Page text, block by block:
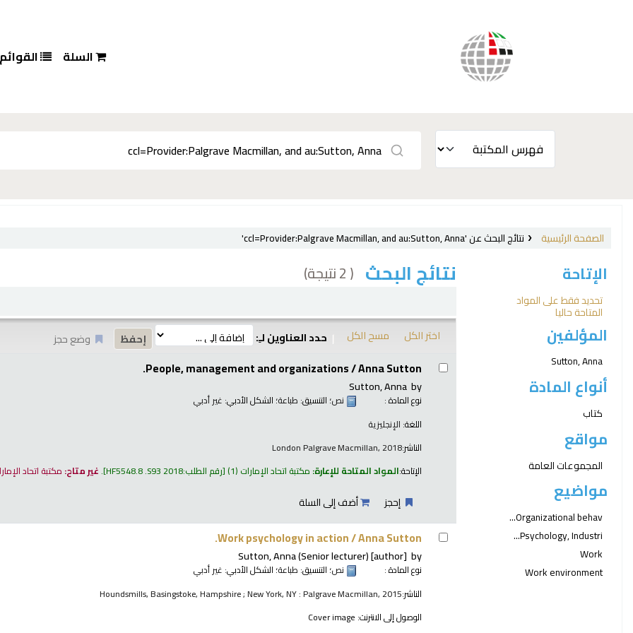
السلة القوائم
الصفحة الرئيسية نتائج البحث عن 'ccl=Provider:Palgrave Macmillan, and au:Sutton, Anna'
الإتاحة
تحديد فقط على المواد
المتاحة حاليا
المؤلفين
Sutton, Anna
أنواع المادة
كتاب
مواقع
المجموعات العامة
مواضيع
Organizational behav...
Psychology, Industri...
Work
Work environment
نتائج البحث ( 2 نتيجة)
اختر الكل مسح الكل حدد العناوين لـِ: وضع حجز
نتائج People, management and organizations /Anna Sutton.
by
Sutton, Anna
نوع المادة : نص؛ التنسيق: طباعة؛ الشكل الأدبي: غير أدبي
اللغة: الإنجليزية
الناشر:London Palgrave Macmillan, 2018
الإتاحة:المواد المتاحة للإعارة: مكتبة اتحاد الإمارات (1) رقم الطلب:HF5548.8 .S93 2018
.غير متاح: مكتبة اتحاد
إحجز أضف إلى السلة
Work psychology in action /Anna Sutton.
by
Sutton, Anna (Senior lecturer)[author]
نوع المادة : نص؛ التنسيق: طباعة؛ الشكل الأدبي: غير أدبي
الناشر:Houndsmills, Basingstoke, Hampshire ; New York, NY : Palgrave Macmillan, 2015
الوصول إلى الانترنت: Cover image